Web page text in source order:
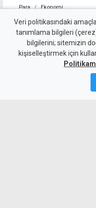
Para Ekonomi
4 kişilik
1.513 TL
Veri politikasındaki
tanımlama bilgileri
bilgilerini; sitemizin
kişiselleştirmek için